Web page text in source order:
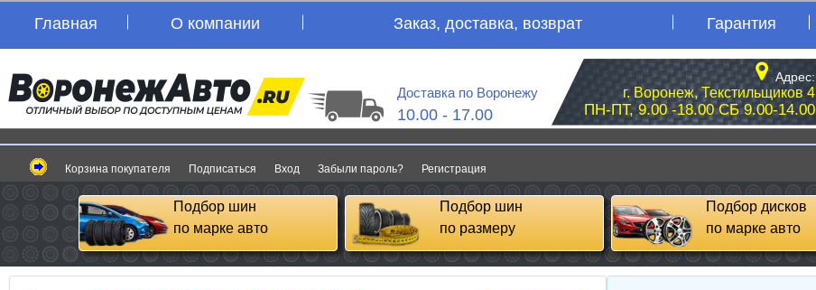
Главная О компании Заказ, доставка, возврат Гарантия
Доставка по Воронежу
10.00 - 17.00
Адрес:
г. Воронеж, Текстильщиков 4
ПН-ПТ, 9.00 -18.00 СБ 9.00-14.00
Корзина покупателя Подписаться Вход Забыли пароль? Регистрация
Подбор шин
по марке авто
Подбор шин
по размеру
Подбор дисков
по марке авто